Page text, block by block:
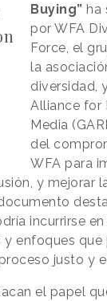
Buying” ha
por WFA
Force, el
la
diversidad,
Alliance for
Media
del
WFA para
y mejorar
incurrirse
enfoques que
justo y
el papel